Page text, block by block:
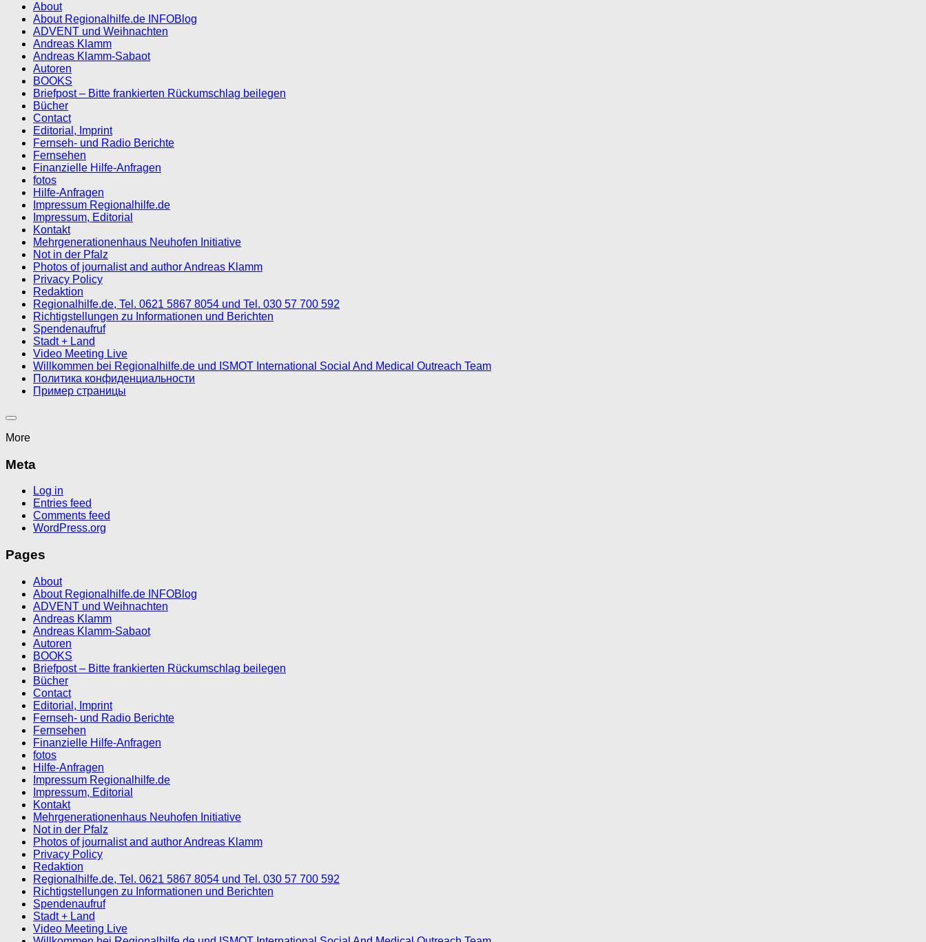
About
About Regionalhilfe.de INFOBlog
ADVENT und Weihnachten
Andreas Klamm
Andreas Klamm-Sabaot
Autoren
BOOKS
Briefpost – Bitte frankierten Rückumschlag beilegen
Bücher
Contact
Editorial, Imprint
Fernseh- und Radio Berichte
Fernsehen
Finanzielle Hilfe-Anfragen
fotos
Hilfe-Anfragen
Impressum Regionalhilfe.de
Impressum, Editorial
Kontakt
Mehrgenerationenhaus Neuhofen Initiative
Not in der Pfalz
Photos of journalist and author Andreas Klamm
Privacy Policy
Redaktion
Regionalhilfe.de, Tel. 0621 5867 8054 und Tel. 030 57 700 592
Richtigstellungen zu Informationen und Berichten
Spendenaufruf
Stadt + Land
Video Meeting Live
Willkommen bei Regionalhilfe.de und ISMOT International Social And Medical Outreach Team
Политика конфиденциальности
Пример страницы
More
Meta
Log in
Entries feed
Comments feed
WordPress.org
Pages
About
About Regionalhilfe.de INFOBlog
ADVENT und Weihnachten
Andreas Klamm
Andreas Klamm-Sabaot
Autoren
BOOKS
Briefpost – Bitte frankierten Rückumschlag beilegen
Bücher
Contact
Editorial, Imprint
Fernseh- und Radio Berichte
Fernsehen
Finanzielle Hilfe-Anfragen
fotos
Hilfe-Anfragen
Impressum Regionalhilfe.de
Impressum, Editorial
Kontakt
Mehrgenerationenhaus Neuhofen Initiative
Not in der Pfalz
Photos of journalist and author Andreas Klamm
Privacy Policy
Redaktion
Regionalhilfe.de, Tel. 0621 5867 8054 und Tel. 030 57 700 592
Richtigstellungen zu Informationen und Berichten
Spendenaufruf
Stadt + Land
Video Meeting Live